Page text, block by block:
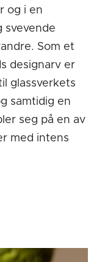
og i en
svevende
Som et
designarv er
glassverkets
samtidig en
seg på en av
med intens